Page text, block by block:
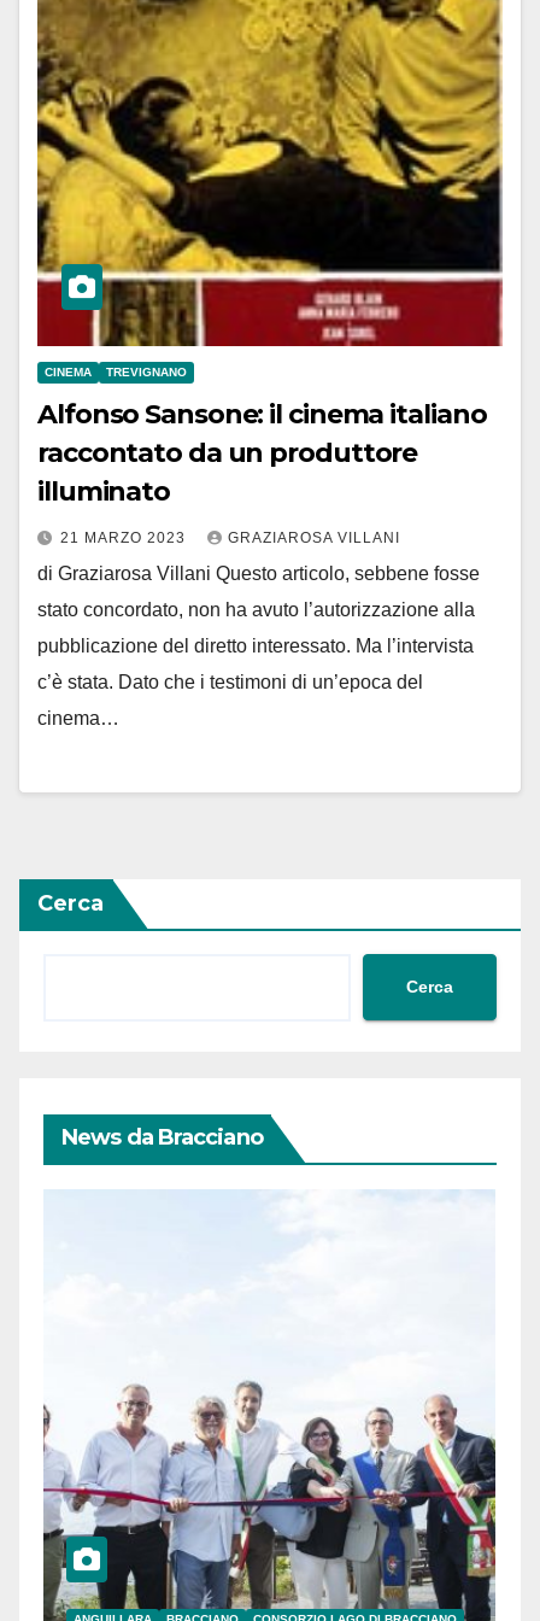
CINEMA TREVIGNANO
Alfonso Sansone: il cinema italiano
raccontato da un produttore
illuminato
21 MARZO 2023 GRAZIAROSA VILLANI
di Graziarosa Villani Questo articolo, sebbene fosse
stato concordato, non ha avuto l’autorizzazione alla
pubblicazione del diretto interessato. Ma l’intervista
c’è stata. Dato che i testimoni di un’epoca del
cinema…
Cerca
Cerca
News da Bracciano